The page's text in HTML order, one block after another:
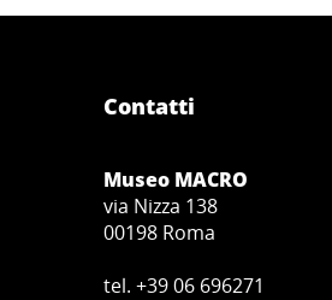
Contatti
Museo MACRO
via Nizza 138
00198 Roma
tel. +39 06 696271